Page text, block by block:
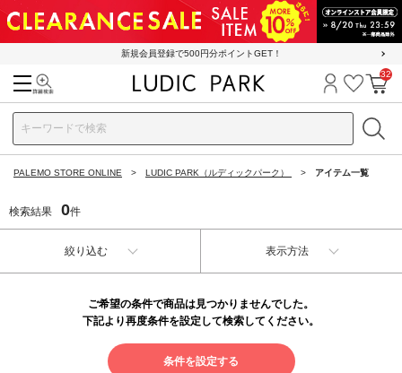
新規会員登録で500円分ポイントGET！
ログイン
お気に
カ
32
PALEMO STORE ONLINE LUDIC PARK（ルディックパーク） アイテム一覧
検索結果 0件
絞り込む 表示方法
ご希望の条件で商品は見つかりませんでした。
下記より再度条件を設定して検索してください。
条件を設定する